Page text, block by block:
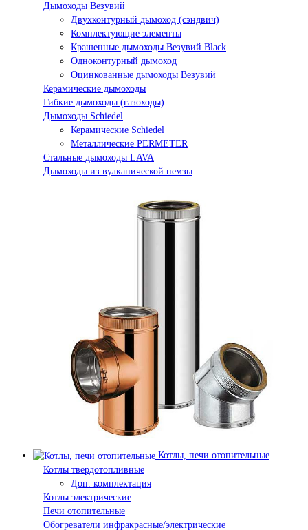
Дымоходы Везувий
Двухконтурный дымоход (сэндвич)
Комплектующие элементы
Крашенные дымоходы Везувий Black
Одноконтурный дымоход
Оцинкованные дымоходы Везувий
Керамические дымоходы
Гибкие дымоходы (газоходы)
Дымоходы Schiedel
Керамические Schiedel
Металлические PERMETER
Стальные дымоходы LAVA
Дымоходы из вулканической пемзы
Котлы, печи отопительные
Котлы твердотопливные
Доп. комплектация
Котлы электрические
Печи отопительные
Обогреватели инфракрасные/электрические